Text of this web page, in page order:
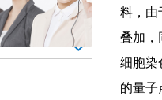
料，由
叠加，
细胞染
的量